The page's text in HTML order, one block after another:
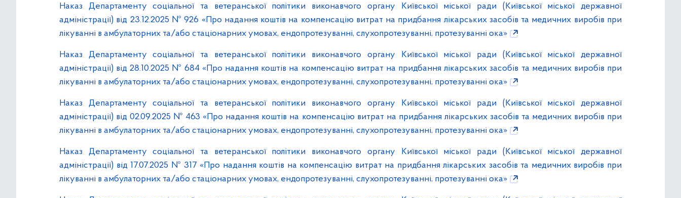
Наказ Департаменту соціальної та ветеранської політики виконавчого органу Київської міської ради (Київської міської державної
адміністрації) від 23.12.2025 № 926 «Про надання коштів на компенсацію витрат на придбання лікарських засобів та медичних виробів при
лікуванні в амбулаторних та/або стаціонарних умовах, ендопротезуванні, слухопротезуванні, протезуванні ока»
Наказ Департаменту соціальної та ветеранської політики виконавчого органу Київської міської ради (Київської міської державної
адміністрації) від 28.10.2025 № 684 «Про надання коштів на компенсацію витрат на придбання лікарських засобів та медичних виробів при
лікуванні в амбулаторних та/або стаціонарних умовах, ендопротезуванні, слухопротезуванні, протезуванні ока»
Наказ Департаменту соціальної та ветеранської політики виконавчого органу Київської міської ради (Київської міської державної
адміністрації) від 02.09.2025 № 463 «Про надання коштів на компенсацію витрат на придбання лікарських засобів та медичних виробів при
лікуванні в амбулаторних та/або стаціонарних умовах, ендопротезуванні, слухопротезуванні, протезуванні ока»
Наказ Департаменту соціальної та ветеранської політики виконавчого органу Київської міської ради (Київської міської державної
адміністрації) від 17.07.2025 № 317 «Про надання коштів на компенсацію витрат на придбання лікарських засобів та медичних виробів при
лікуванні в амбулаторних та/або стаціонарних умовах, ендопротезуванні, слухопротезуванні, протезуванні ока»